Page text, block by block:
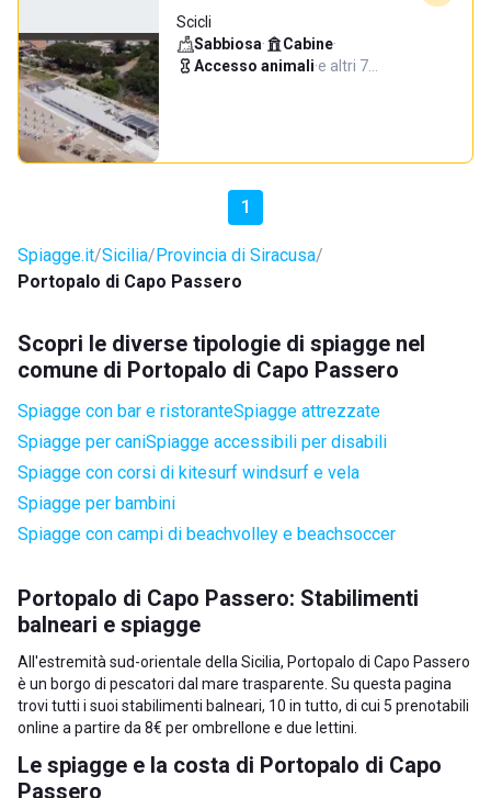
Scicli
Sabbiosa· Cabine·
Accesso animali·e altri 7…
1
Spiagge.it Sicilia Provincia di Siracusa
Portopalo di Capo Passero
Scopri le diverse tipologie di spiagge nel
comune di Portopalo di Capo Passero
Spiagge con bar e ristoranteSpiagge attrezzate
Spiagge per caniSpiagge accessibili per disabili
Spiagge con corsi di kitesurf windsurf e vela
Spiagge per bambini
Spiagge con campi di beachvolley e beachsoccer
Portopalo di Capo Passero: Stabilimenti
balneari e spiagge
All'estremità sud-orientale della Sicilia, Portopalo di Capo Passero
è un borgo di pescatori dal mare trasparente. Su questa pagina
trovi tutti i suoi stabilimenti balneari, 10 in tutto, di cui 5 prenotabili
online a partire da 8€ per ombrellone e due lettini.
Le spiagge e la costa di Portopalo di Capo
Passero